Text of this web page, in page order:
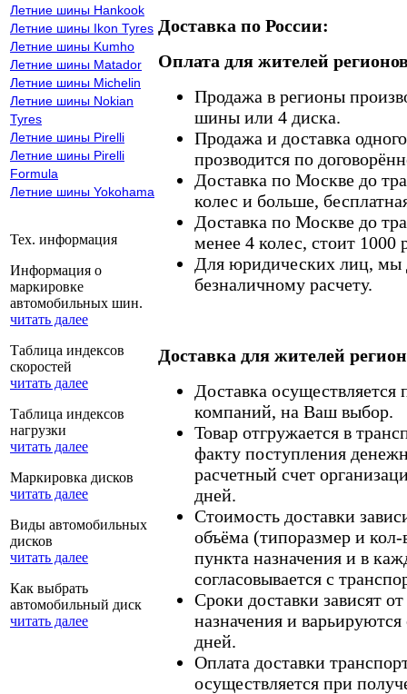
Летние шины Hankook
Летние шины Ikon Tyres
Летние шины Kumho
Летние шины Matador
Летние шины Michelin
Летние шины Nokian
Tyres
Летние шины Pirelli
Летние шины Pirelli
Formula
Летние шины Yokohama
Тех. информация
Информация о
маркировке
автомобильных шин.
читать далее
Таблица индексов
скоростей
читать далее
Таблица индексов
нагрузки
читать далее
Маркировка дисков
читать далее
Виды автомобильных
дисков
читать далее
Как выбрать
автомобильный диск
читать далее
Доставка по России:
Оплата для жителей
Продажа в регионы
шины или 4 диска.
Продажа и доставка
прозводится по
Доставка по Москве до
колес и больше,
Доставка по Москве до
менее 4 колес, стоит 1000
Для юридических лиц, мы
безналичному расчету.
Доставка для жителей
Доставка
компаний, на Ваш выбор.
Товар отгружается в
факту поступления
расчетный счет
дней.
Стоимость доставки
объёма (типоразмер и кол-
пункта назначения и в
согласовывается с
Сроки доставки зависят
назначения и
дней.
Оплата доставки
осуществляется при